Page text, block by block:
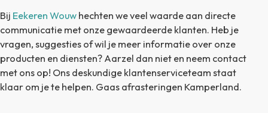
Bij Eekeren Wouw hechten we veel waarde aan directe
communicatie met onze gewaardeerde klanten. Heb je
vragen, suggesties of wil je meer informatie over onze
producten en diensten? Aarzel dan niet en neem contact
met ons op! Ons deskundige klantenserviceteam staat
klaar om je te helpen. Gaas afrasteringen Kamperland.